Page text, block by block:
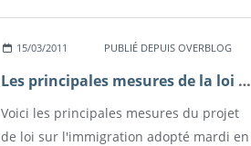
15/03/2011 PUBLIÉ DEPUIS OVERBLOG
Les principales mesures de la loi sur l'immigration
Voici les principales mesures du projet
de loi sur l'immigration adopté mardi en